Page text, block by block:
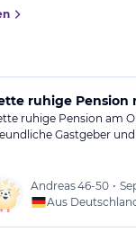
sauberem
ruhige Pension
ruhige Pension am
Gastgeber
Andreas46-50 •
Aus